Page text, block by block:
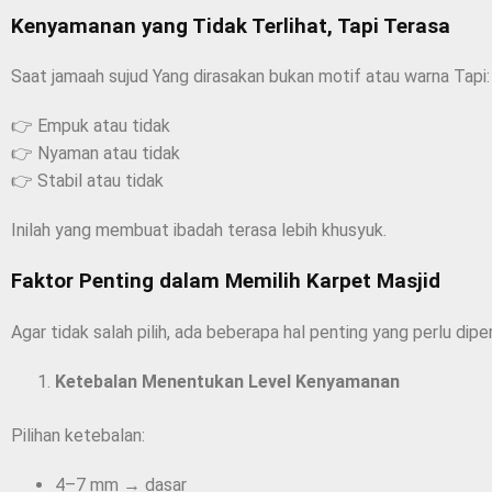
Kenyamanan yang Tidak Terlihat, Tapi Terasa
Saat jamaah sujud Yang dirasakan bukan motif atau warna Tapi:
👉 Empuk atau tidak
👉 Nyaman atau tidak
👉 Stabil atau tidak
Inilah yang membuat ibadah terasa lebih khusyuk.
Faktor Penting dalam Memilih Karpet Masjid
Agar tidak salah pilih, ada beberapa hal penting yang perlu
Ketebalan Menentukan Level Kenyamanan
Pilihan ketebalan:
4–7 mm → dasar